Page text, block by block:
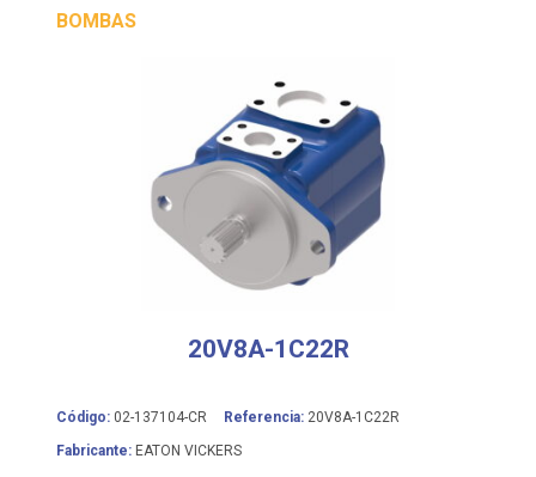
BOMBAS
20V8A-1C22R
Código: 02-137104-CR Referencia: 20V8A-1C22R
Fabricante: EATON VICKERS